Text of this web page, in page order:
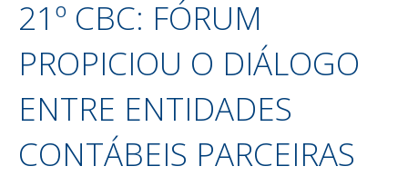
21º CBC: FÓRUM
PROPICIOU O DIÁLOGO
ENTRE ENTIDADES
CONTÁBEIS PARCEIRAS